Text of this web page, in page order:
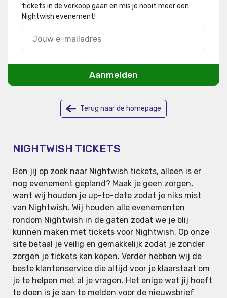
tickets in de verkoop gaan en mis je nooit meer een
Nightwish evenement!
Aanmelden
Terug naar de homepage
NIGHTWISH TICKETS
Ben jij op zoek naar Nightwish tickets, alleen is er
nog evenement gepland? Maak je geen zorgen,
want wij houden je up-to-date zodat je niks mist
van Nightwish. Wij houden alle evenementen
rondom Nightwish in de gaten zodat we je blij
kunnen maken met tickets voor Nightwish. Op onze
site betaal je veilig en gemakkelijk zodat je zonder
zorgen je tickets kan kopen. Verder hebben wij de
beste klantenservice die altijd voor je klaarstaat om
je te helpen met al je vragen. Het enige wat jij hoeft
te doen is je aan te melden voor de nieuwsbrief